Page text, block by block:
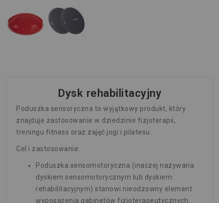
Dysk rehabilitacyjny
Poduszka sensoryczna to wyjątkowy produkt, który
znajduje zastosowanie w dziedzinie fizjoterapii,
treningu fitness oraz zajęć jogi i pilatesu.
Cel i zastosowanie:
Poduszka sensomotoryczna (inaczej nazywana
dyskiem sensomotorycznym lub dyskiem
rehabilitacyjnym) stanowi nieodzowny element
wyposażenia gabinetów fizjoterapeutycznych.